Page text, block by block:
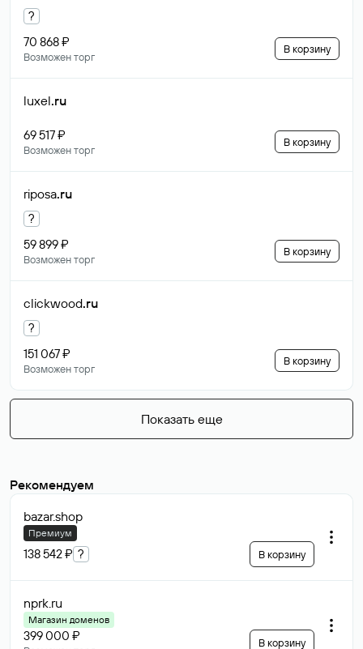
?
70 868 ₽
Возможен торг
В корзину
luxel.ru
69 517 ₽
Возможен торг
В корзину
riposa.ru
?
59 899 ₽
Возможен торг
В корзину
clickwood.ru
?
151 067 ₽
Возможен торг
В корзину
Показать еще
Рекомендуем
bazar.shop
Премиум
138 542 ₽ ? В корзину
nprk.ru
Магазин доменов
399 000 ₽ В корзину